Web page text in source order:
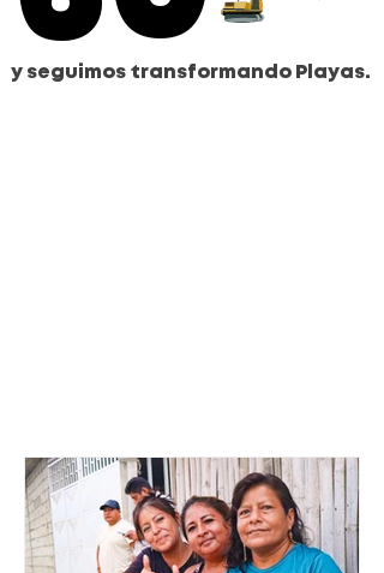
y seguimos transformando Playas.